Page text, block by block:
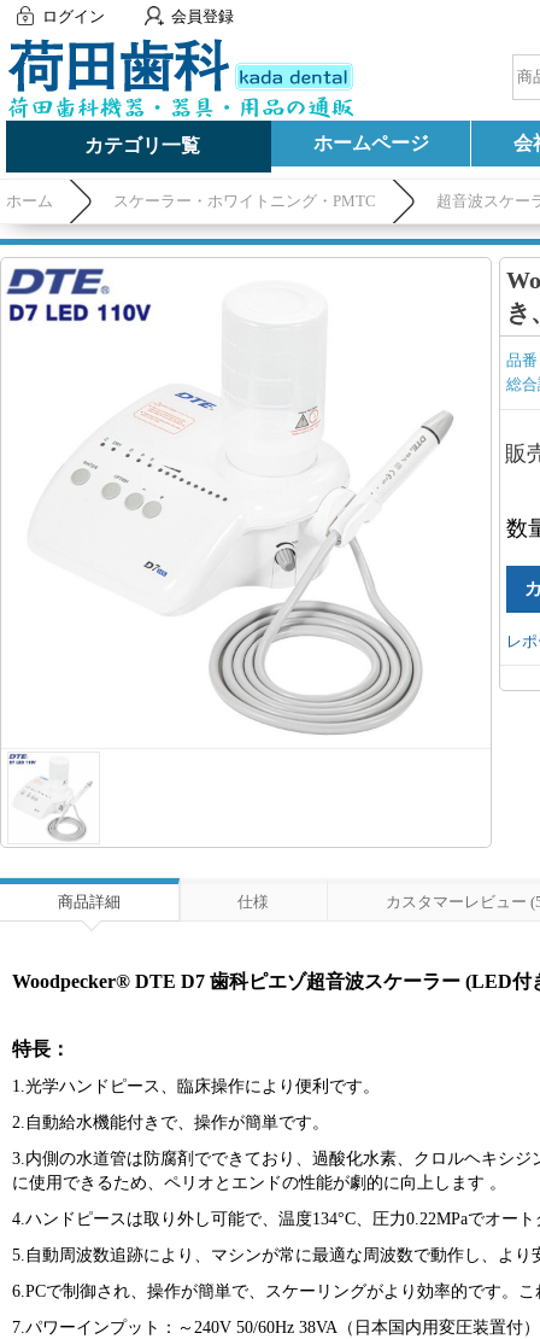
ログイン 会員登録
カテゴリ一覧 ホームページ 会
ホーム スケーラー・ホワイトニング・PMTC 超音波スケー
き
品
総
販
数
レ
商品詳細 仕様 カスタマーレビュー
Woodpecker® DTE D7 歯科ピエゾ超音波スケーラー (LED
特長：
1.光学ハンドピース、臨床操作により便利です。
2.自動給水機能付きで、操作が簡単です。
3.内側の水道管は防腐剤でできており、過酸化水素、クロルヘキシ
に使用できるため、ペリオとエンドの性能が劇的に向上します 。
4.ハンドピースは取り外し可能で、温度134°C、圧力0.22MPaでオー
5.自動周波数追跡により、マシンが常に最適な周波数で動作し、よ
6.PCで制御され、操作が簡単で、スケーリングがより効率的です。
7.パワーインプット：～240V 50/60Hz 38VA（日本国内用変圧装置付）